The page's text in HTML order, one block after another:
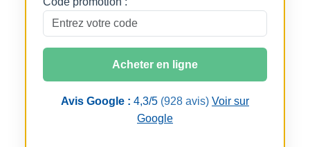
Acheter en ligne
Avis Google : 4,3/5 (928 avis) Voir sur
Google